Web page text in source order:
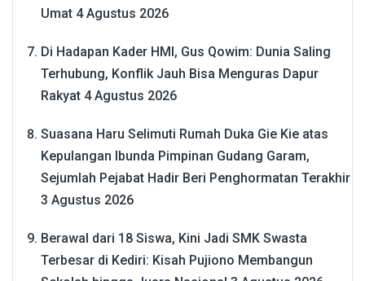
Umat 4 Agustus 2026
Di Hadapan Kader HMI, Gus Qowim: Dunia Saling
Terhubung, Konflik Jauh Bisa Menguras Dapur
Rakyat 4 Agustus 2026
Suasana Haru Selimuti Rumah Duka Gie Kie atas
Kepulangan Ibunda Pimpinan Gudang Garam,
Sejumlah Pejabat Hadir Beri Penghormatan Terakhir
3 Agustus 2026
Berawal dari 18 Siswa, Kini Jadi SMK Swasta
Terbesar di Kediri: Kisah Pujiono Membangun